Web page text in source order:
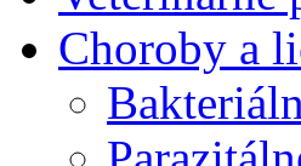
Choroby a